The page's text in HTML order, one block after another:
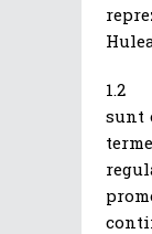
1.2
sunt